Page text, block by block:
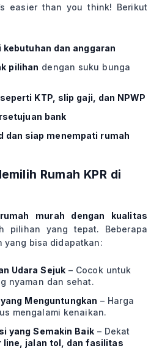
easier than you think! Berikut
dan anggaran
pilihan dengan suku bunga
KTP, slip gaji, dan NPWP
bank
dan siap menempati rumah
Rumah KPR di
rumah murah dengan kualitas
pilihan yang tepat. Beberapa
yang bisa didapatkan:
Udara Sejuk – Cocok untuk
nyaman dan sehat.
Menguntungkan – Harga
mengalami kenaikan.
yang Semakin Baik– Dekat
line, jalan tol, dan fasilitas